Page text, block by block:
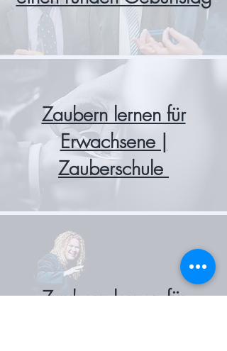
Zaubern lernen für
Erwachsene |
Zauberschule
Zaubern lernen für